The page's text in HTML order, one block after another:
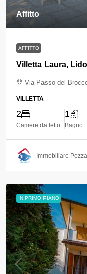
Affitto
AFFITTO
Villetta Laura,
Via Passo del
VILLETTA
2
Camere da letto
1
Bagno
Immobiliare
IN PRIMO PIANO